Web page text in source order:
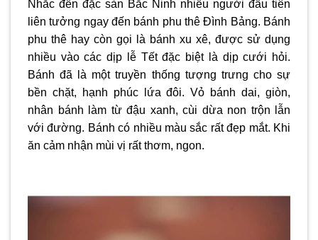
Nhắc đến đặc sản Bắc Ninh nhiều người đầu tiên
liên tưởng ngay đến bánh phu thê Đình Bảng. Bánh
phu thê hay còn gọi là bánh xu xê, được sử dụng
nhiều vào các dịp lễ Tết đặc biệt là dịp cưới hỏi.
Bánh đã là một truyền thống tượng trưng cho sự
bền chặt, hạnh phúc lứa đôi. Vỏ bánh dai, giòn,
nhân bánh làm từ đậu xanh, cùi dừa non trộn lẫn
với đường. Bánh có nhiều màu sắc rất đẹp mắt. Khi
ăn cảm nhận mùi vị rất thơm, ngon.